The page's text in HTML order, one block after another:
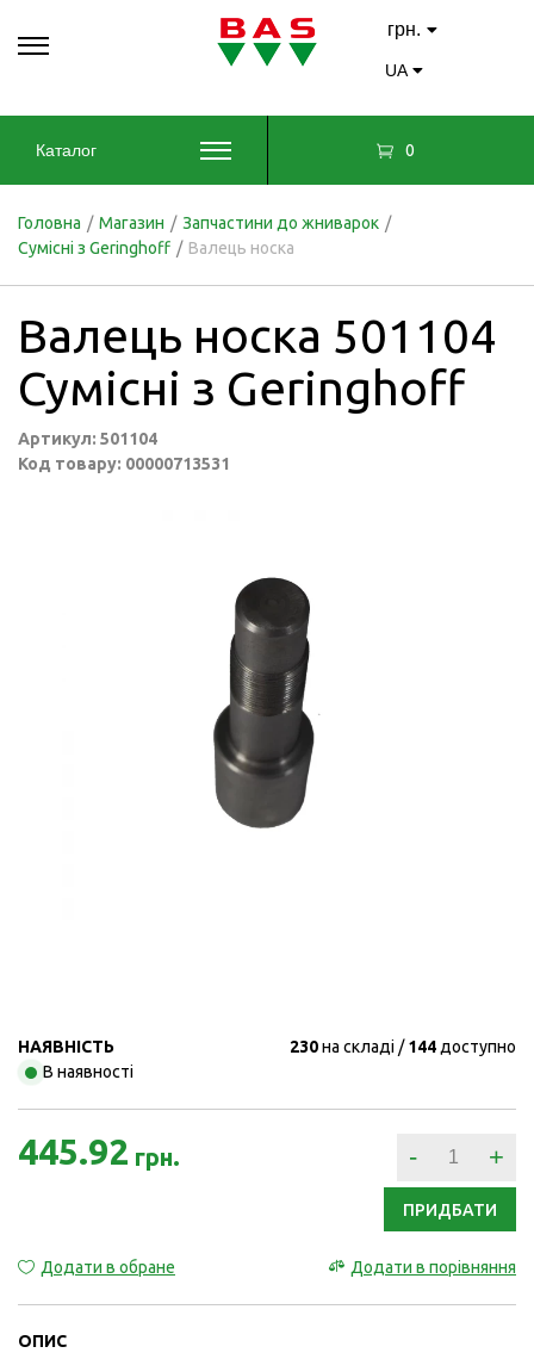
грн.
UA
Каталог 0
Головна / Магазин / Запчастини до жниварок /
Сумісні з Geringhoff / Валець носка
Валець носка 501104
Сумісні з Geringhoff
Артикул: 501104
Код товару: 00000713531
НАЯВНІСТЬ
В наявності
230на складі 144 доступно
445.92 грн. - +
ПРИДБАТИ
Додати в обране Додати в порівняння
ОПИС